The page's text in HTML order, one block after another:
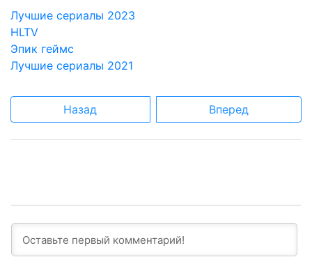
Лучшие сериалы 2023
HLTV
Эпик геймс
Лучшие сериалы 2021
Назад Вперед